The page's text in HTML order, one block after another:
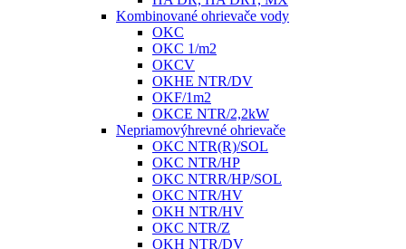
Kombinované ohrievače vody
OKC
OKC 1/m2
OKCV
OKHE NTR/DV
OKF/1m2
OKCE NTR/2,2kW
Nepriamovýhrevné ohrievače
OKC NTR(R)/SOL
OKC NTR/HP
OKC NTRR/HP/SOL
OKC NTR/HV
OKH NTR/HV
OKC NTR/Z
OKH NTR/DV